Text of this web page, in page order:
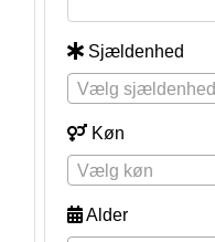
Sjældenhed
Vælg sjældenhed
Køn
Vælg køn
Alder